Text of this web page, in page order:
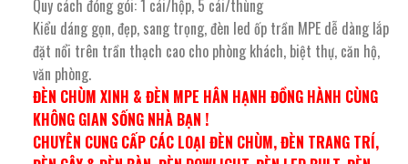
Quy cách đóng gói: 1 cái/hộp, 5 cái/thùng
Kiểu dáng gọn, đẹp, sang trọng, đèn led ốp trần MPE dễ dàng lắp
đặt nổi trên trần thạch cao cho phòng khách, biệt thự, căn hộ,
văn phòng.
ĐÈN CHÙM XINH & ĐÈN MPE HÂN HẠNH ĐỒNG HÀNH CÙNG
KHÔNG GIAN SỐNG NHÀ BẠN !
CHUYÊN CUNG CẤP CÁC LOẠI ĐÈN CHÙM, ĐÈN TRANG TRÍ,